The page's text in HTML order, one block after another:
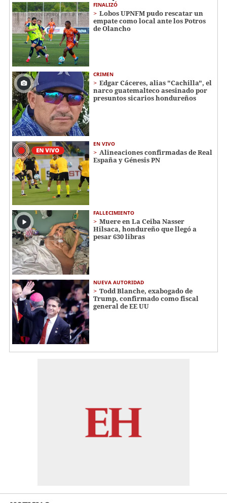
FINALIZÓ
Lobos UPNFM pudo rescatar un
empate como local ante los Potros
de Olancho
CRIMEN
Edgar Cáceres, alias "Cachilla", el
narco guatemalteco asesinado por
presuntos sicarios hondureños
EN VIVO
Alineaciones confirmadas de Real
España y Génesis PN
FALLECIMIENTO
Muere en La Ceiba Nasser
Hilsaca, hondureño que llegó a
pesar 630 libras
NUEVA AUTORIDAD
Todd Blanche, exabogado de
Trump, confirmado como fiscal
general de EE UU